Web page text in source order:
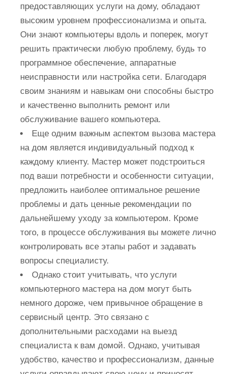
предоставляющих услуги на дому, обладают
высоким уровнем профессионализма и опыта.
Они знают компьютеры вдоль и поперек, могут
решить практически любую проблему, будь то
программное обеспечение, аппаратные
неисправности или настройка сети. Благодаря
своим знаниям и навыкам они способны быстро
и качественно выполнить ремонт или
обслуживание вашего компьютера.
Еще одним важным аспектом вызова мастера
на дом является индивидуальный подход к
каждому клиенту. Мастер может подстроиться
под ваши потребности и особенности ситуации,
предложить наиболее оптимальное решение
проблемы и дать ценные рекомендации по
дальнейшему уходу за компьютером. Кроме
того, в процессе обслуживания вы можете лично
контролировать все этапы работ и задавать
вопросы специалисту.
Однако стоит учитывать, что услуги
компьютерного мастера на дом могут быть
немного дороже, чем привычное обращение в
сервисный центр. Это связано с
дополнительными расходами на выезд
специалиста к вам домой. Однако, учитывая
удобство, качество и профессионализм, данные